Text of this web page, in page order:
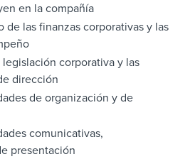
en la compañía
de las finanzas corporativas y las
corporativa y las
dirección
de organización y de
comunicativas,
presentación